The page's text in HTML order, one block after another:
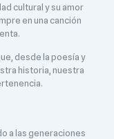
cultural y su amor
en una canción
desde la poesía y
historia, nuestra
a las generaciones